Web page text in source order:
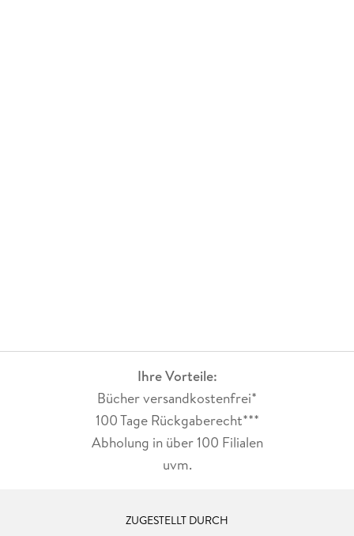
Ihre Vorteile:
Bücher versandkostenfrei*
100 Tage Rückgaberecht***
Abholung in über 100 Filialen
uvm.
ZUGESTELLT DURCH